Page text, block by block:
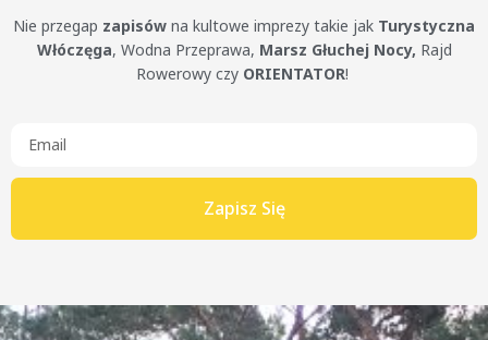
Nie przegap zapisów na kultowe imprezy takie jak Turystyczna
Włóczęga, Wodna Przeprawa, Marsz Głuchej Nocy, Rajd
Rowerowy czy ORIENTATOR!
Zapisz Się